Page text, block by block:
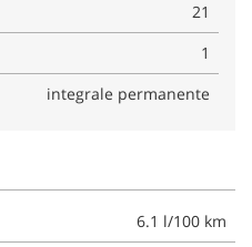
21
1
integrale permanente
6.1 l/100 km